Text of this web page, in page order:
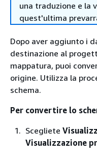
una traduzione e la
quest'ultima
Dopo aver aggiunto i
destinazione al
mappatura, puoi
origine. Utilizza la
schema.
Per convertire lo
Scegliete
Visualizzazione